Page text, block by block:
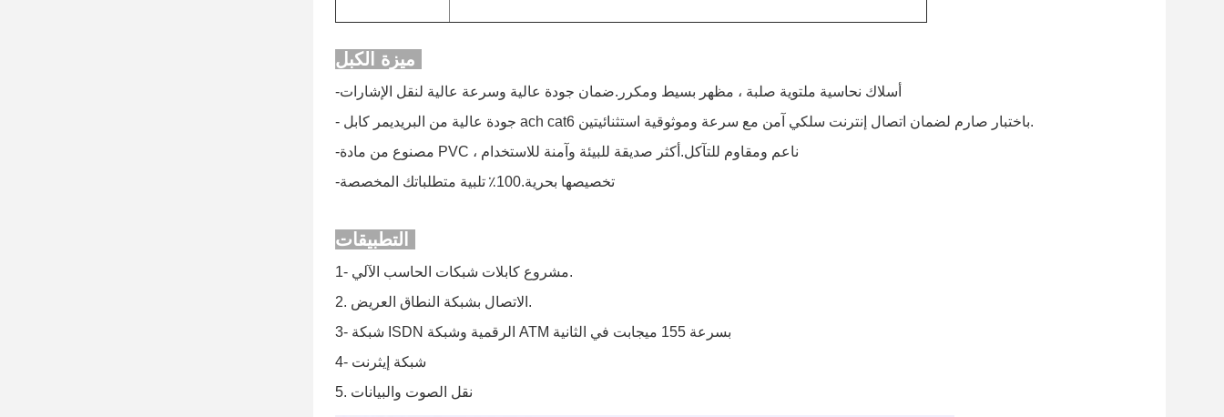
-أسلاك نحاسية ملتوية صلبة ، مظهر بسيط ومكرر.ضمان جودة عالية وسرعة عالية لنقل الإشارات
- جودة عالية من البريد
يمر كابل ach cat6 باختبار صارم لضمان اتصال إنترنت سلكي آمن مع سرعة وموثوقية استثنائيتين.
-مصنوع من مادة PVC ، ناعم ومقاوم للتآكل.أكثر صديقة للبيئة وآمنة للاستخدام
-تخصيصها بحرية.100٪
تلبية متطلباتك المخصصة
1- مشروع كابلات شبكات الحاسب الآلي.
2. الاتصال بشبكة النطاق العريض.
3- شبكة ISDN الرقمية وشبكة ATM بسرعة 155 ميجابت في الثانية
4- شبكة إيثرنت
5. نقل الصوت والبيانات